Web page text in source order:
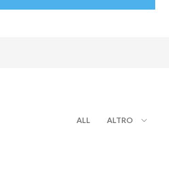
ALL ALTRO